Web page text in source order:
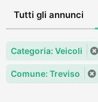
Tutti gli annunci
Categoria: Veicoli
Comune: Treviso